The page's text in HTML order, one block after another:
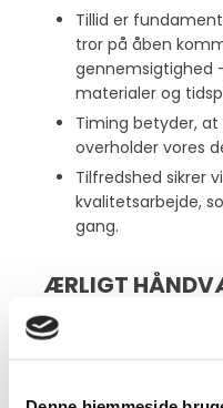
Tillid er
tror på åben
gennemsigtighed
materialer og
Timing betyder,
overholder vores
Tilfredshed sikrer
kvalitetsarbejde,
gang.
ÆRLIGT
Vi går op i at skabe
Derfor arbejder vi tæt
opdateringer, så du